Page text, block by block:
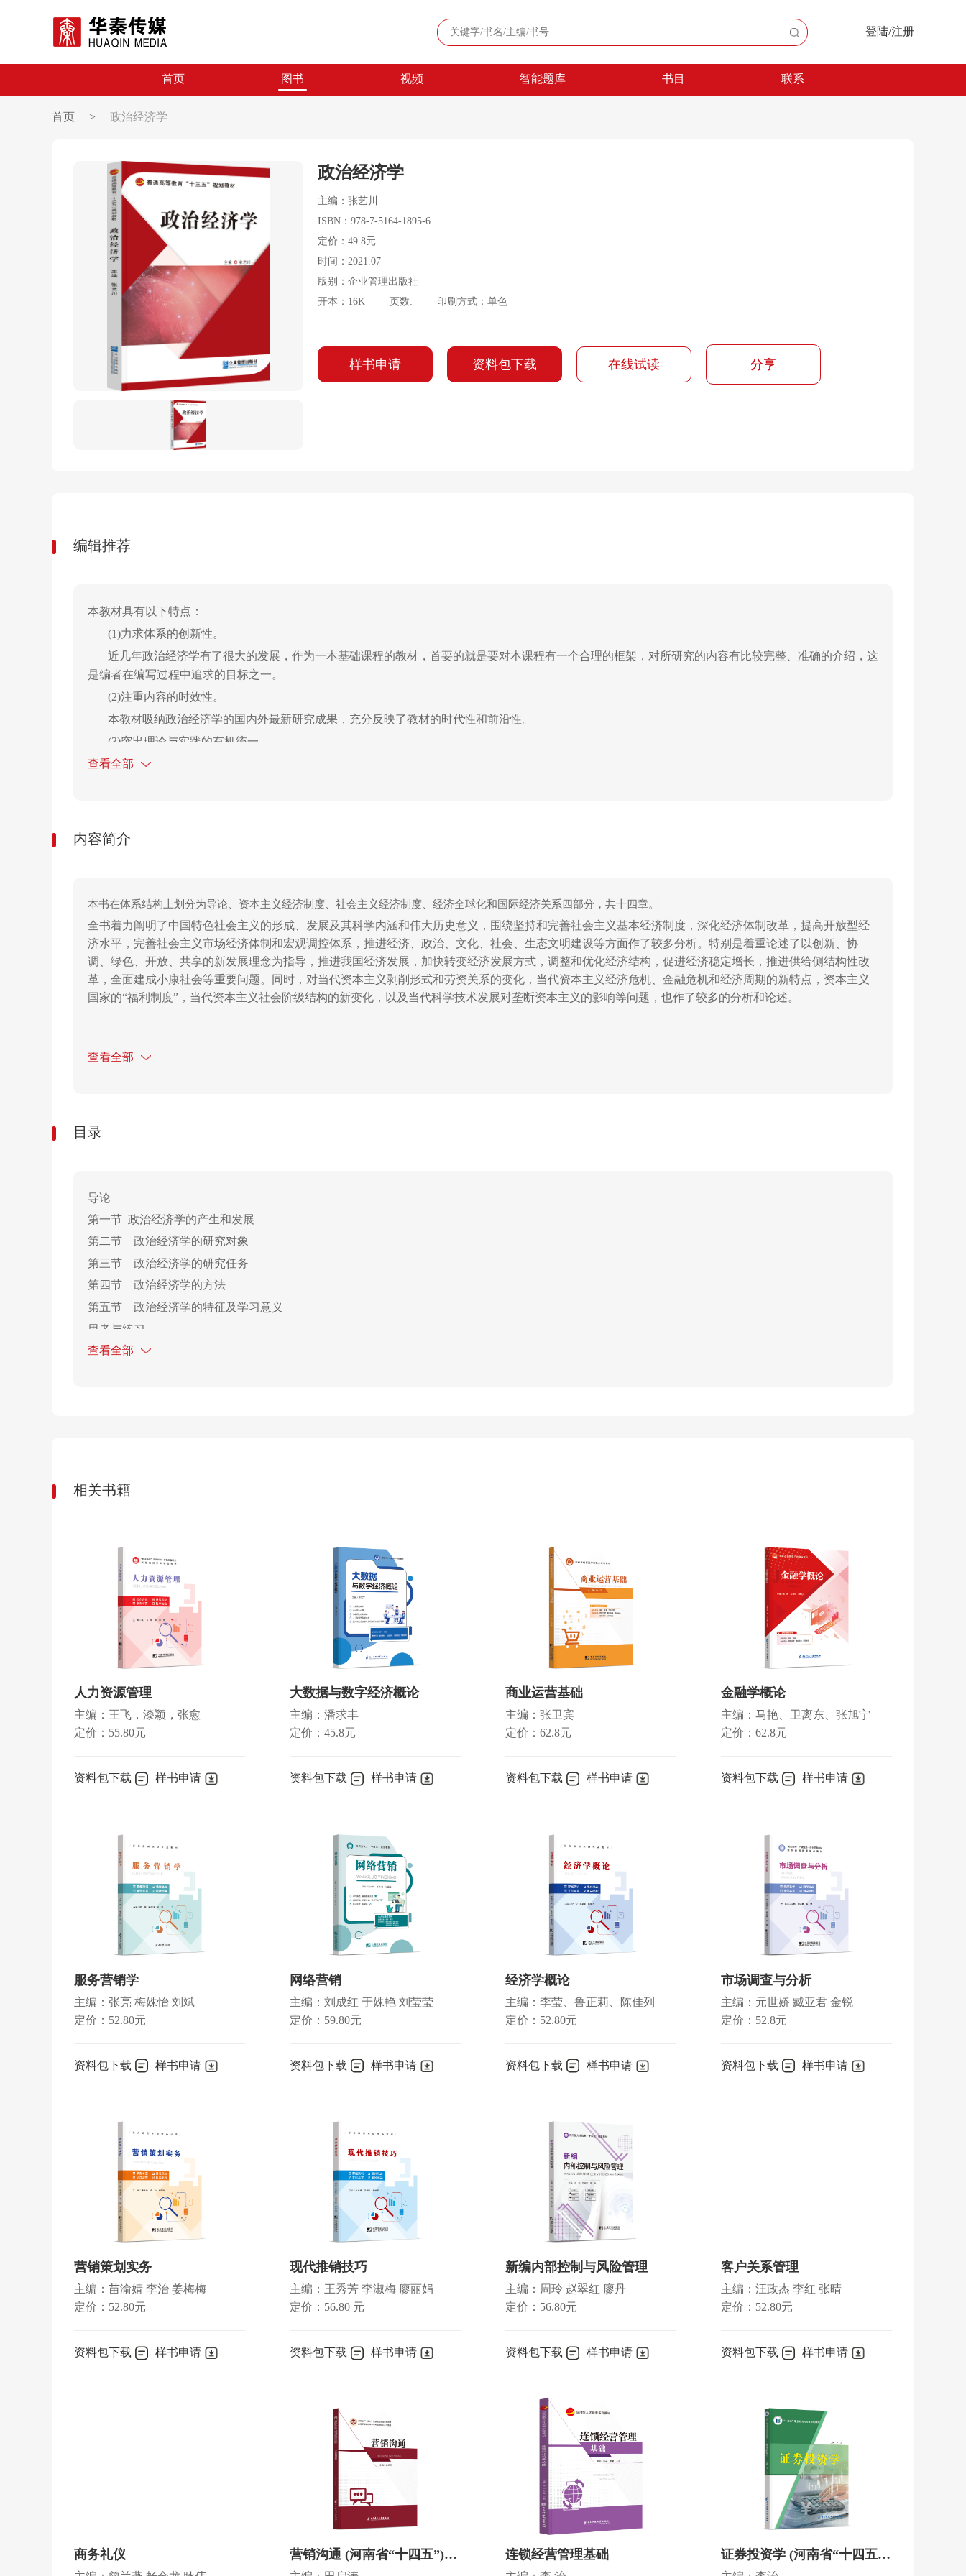
登陆/注册
首页 图书 视频 智能题库 书目 联系
首页 > 政治经济学
政治经济学
主编：张艺川
ISBN：978-7-5164-1895-6
定价：49.8元
时间：2021.07
版别：企业管理出版社
开本：16K
页数: 印刷方式：单色
样书申请 资料包下载 在线试读 分享
编辑推荐
本教材具有以下特点：
(1)力求体系的创新性。
近几年政治经济学有了很大的发展，作为一本基础课程的教材，首要的就是要对本课程有一个合理的框架，对所研究的内容有比较完整、准确的介绍，这
是编者在编写过程中追求的目标之一。
(2)注重内容的时效性。
本教材吸纳政治经济学的国内外最新研究成果，充分反映了教材的时代性和前沿性。
(3)突出理论与实践的有机统一。
语言通俗易懂。教学内容应既加强基本原理与应用知识的传授，又帮助学生在掌握一定理论知识的基础，获得相应的技能，有利于提高学生分析与观察现
查看全部
内容简介
本书在体系结构上划分为导论、资本主义经济制度、社会主义经济制度、经济全球化和国际经济关系四部分，共十四章。
全书着力阐明了中国特色社会主义的形成、发展及其科学内涵和伟大历史意义，围绕坚持和完善社会主义基本经济制度，深化经济体制改革，提高开放型经
济水平，完善社会主义市场经济体制和宏观调控体系，推进经济、政治、文化、社会、生态文明建设等方面作了较多分析。特别是着重论述了以创新、协
调、绿色、开放、共享的新发展理念为指导，推进我国经济发展，加快转变经济发展方式，调整和优化经济结构，促进经济稳定增长，推进供给侧结构性改
革，全面建成小康社会等重要问题。同时，对当代资本主义剥削形式和劳资关系的变化，当代资本主义经济危机、金融危机和经济周期的新特点，资本主义
国家的“福利制度”，当代资本主义社会阶级结构的新变化，以及当代科学技术发展对垄断资本主义的影响等问题，也作了较多的分析和论述。
查看全部
目录
导论
第一节 政治经济学的产生和发展
第二节
政治经济学的研究对象
第三节
政治经济学的研究任务
第四节
政治经济学的方法
第五节
政治经济学的特征及学习意义
思考与练习
思考与练习
第一节
第二节
货币转化为资本和劳动力成为商品
资本主义生产是劳动过程和价值增殖过程的统一
第四节 资本的本质、不变资本和可变资本、剩余价值率
第五节
生产剩余价值的两种基本方法
第六节
资本主义制度下的工资
第八节
再生产与资本积累
思考与练习
第一节 资本的循环
第四节
资本主义的经济危机
思考与练习
第四章
资本和剩余价值的具体形式
第一节
价值转型
第二节 商业资本与商业利润
第三节 借贷资本与利息
第四节 资本主义地租
思考与练习
第五章
国家垄断资本主义及其对经济的干预
现代资本主义国家对经济的干预和调节
思考与练习
第六章
资本主义的历史地位和发展趋势
第一节
资本主义的历史地位和基本矛盾
第二节 资本积累与资本主义基本矛盾的发展
第三节 经济危机与经济周期
第四节 资本主义发展的历史趋势
思考与练习
第七章 社会主义初级阶段的经济制度和经济体制
第三节
思考与练习
查看全部
相关书籍
人力资源管理
主编：王飞，漆颖，张愈
定价：55.80元
资料包下载 样书申请
大数据与数字经济概论
主编：潘求丰
定价：45.8元
资料包下载 样书申请
商业运营基础
主编：张卫宾
定价：62.8元
资料包下载 样书申请
金融学概论
主编：马艳、卫离东、张旭宁
定价：62.8元
资料包下载 样书申请
服务营销学
主编：张亮 梅姝怡 刘斌
定价：52.80元
资料包下载 样书申请
网络营销
主编：刘成红 于姝艳 刘莹莹
定价：59.80元
资料包下载 样书申请
经济学概论
主编：李莹、鲁正莉、陈佳列
定价：52.80元
资料包下载 样书申请
市场调查与分析
主编：元世娇 臧亚君 金锐
定价：52.8元
资料包下载 样书申请
营销策划实务
主编：苗渝婧 李治 姜梅梅
定价：52.80元
资料包下载 样书申请
现代推销技巧
主编：王秀芳 李淑梅 廖丽娟
定价：56.80 元
资料包下载 样书申请
新编内部控制与风险管理
主编：周玲 赵翠红 廖丹
定价：56.80元
资料包下载 样书申请
客户关系管理
主编：汪政杰 李红 张晴
定价：52.80元
资料包下载 样书申请
商务礼仪 营销沟通 (河南省“十四五”)国家规划教材/国家一流建设点教材 连锁经营管理基础 证券投资学 (河南省“十四五”国家规划教材)